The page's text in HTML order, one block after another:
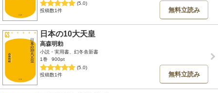
(5.0)
投稿数1件
無料立読み
日本の10大天皇
高森明勅
小説・実用書、幻冬舎新書
1巻
900pt
(5.0)
投稿数1件
無料立読み